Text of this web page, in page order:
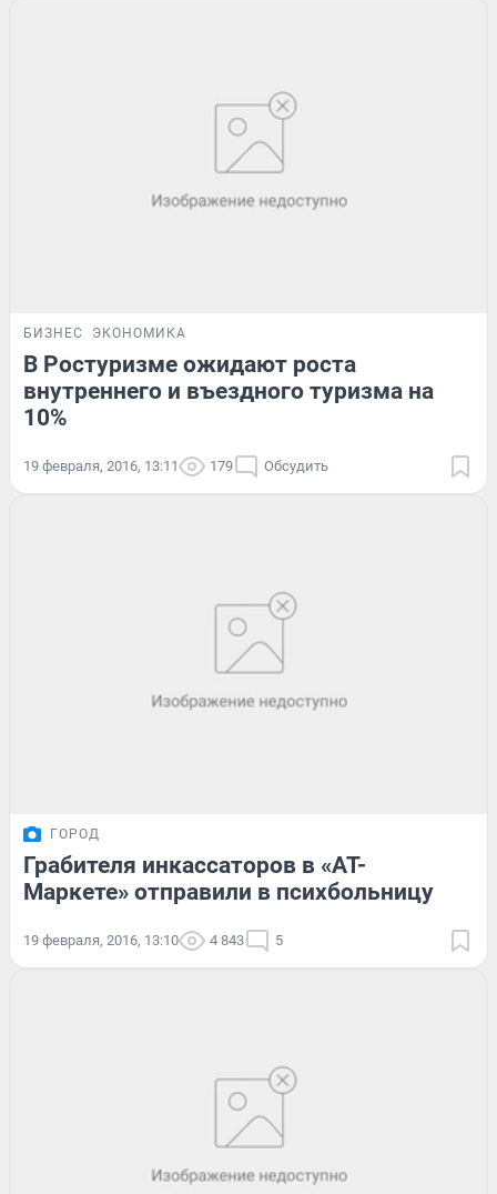
БИЗНЕС ЭКОНОМИКА
В Ростуризме ожидают роста
внутреннего и въездного туризма на
10%
19 февраля, 2016, 13:11 179 Обсудить
ГОРОД
Грабителя инкассаторов в «АТ-
Маркете» отправили в психбольницу
19 февраля, 2016, 13:10 4 843 5